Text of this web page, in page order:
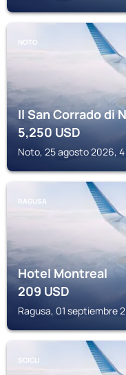
NOTO
Il San Corrado di
5,250USD
Noto, 25 agosto 2026,
RAGUSA
Hotel Montreal
209USD
Ragusa, 01 septiembre
SCICLI